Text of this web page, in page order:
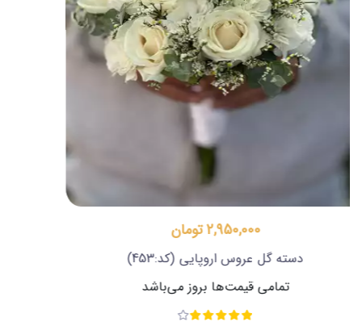
9,000,000 تومان
دسته گل عروس اروپایی(کد:455)
تمامی قیمت‌ها بروز می‌باشد